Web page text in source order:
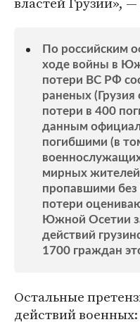
По российским
ходе войны в
потери ВС РФ
раненых (Грузия
потери в 400
данным
погибшими (в
мирных
пропавшими без
потери
Южной Осетии
действий
1700 граждан
Остальные
действий